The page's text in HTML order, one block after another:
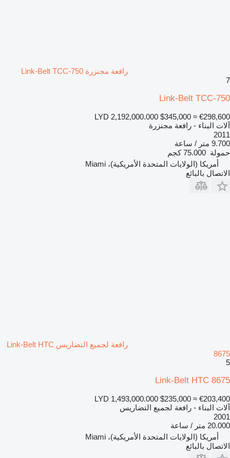
رافعة مجنزرة Link-Belt TCC-750
7
Link-Belt TCC-750
LYD 2,192,000.000 $345,000 ≈ €298,600
آلات البناء - رافعة مجنزرة
2011
9.700 متر / ساعة
حمولة 75.000 كجم
أمريكا (الولايات المتحدة الأمريكية)، Miami
الاتصال بالبائع
رافعة لجميع التضاريس Link-Belt HTC
8675
5
Link-Belt HTC 8675
LYD 1,493,000.000 $235,000 ≈ €203,400
آلات البناء - رافعة لجميع التضاريس
2001
20.000 متر / ساعة
أمريكا (الولايات المتحدة الأمريكية)، Miami
الاتصال بالبائع